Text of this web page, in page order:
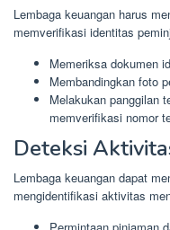
Lembaga keuangan harus
memverifikasi identitas
Memeriksa dokumen
Membandingkan foto
Melakukan panggilan
memverifikasi nomor
Deteksi
Lembaga keuangan dapat
mengidentifikasi aktivitas